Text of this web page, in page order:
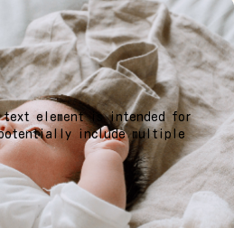
element is intended for
include multiple